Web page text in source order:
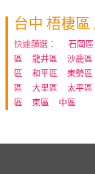
台中 梧棲
快速篩選： 石岡區
區
龍井區 沙鹿區
區
和平區 東勢區
區
大里區 太平區
區
東區 中區